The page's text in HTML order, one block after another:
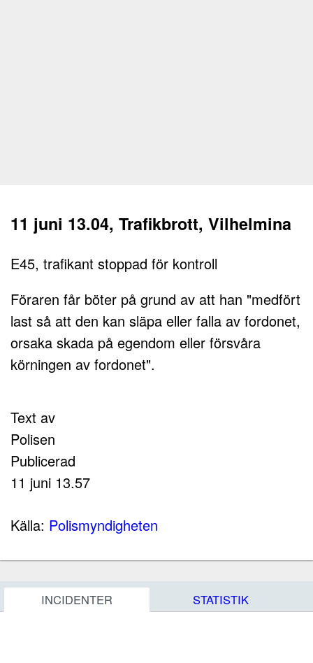
11 juni 13.04, Trafikbrott, Vilhelmina
E45, trafikant stoppad för kontroll
Föraren får böter på grund av att han "medfört
last så att den kan släpa eller falla av fordonet,
orsaka skada på egendom eller försvåra
körningen av fordonet".
Text av
Polisen
Publicerad
11 juni 13.57
Källa: Polismyndigheten
INCIDENTER STATISTIK